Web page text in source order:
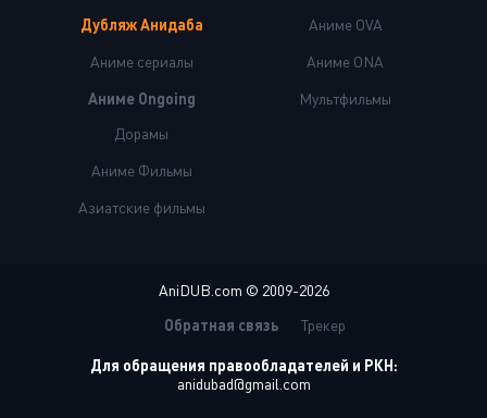
Дубляж Анидаба
Аниме сериалы
Аниме Ongoing
Аниме OVA
Аниме ONA
Мультфильмы
Дорамы
Аниме Фильмы
Азиатские фильмы
AniDUB.com © 2009-2026
Обратная связь
Трекер
Для обращения правообладателей и РКН:
anidubad@gmail.com